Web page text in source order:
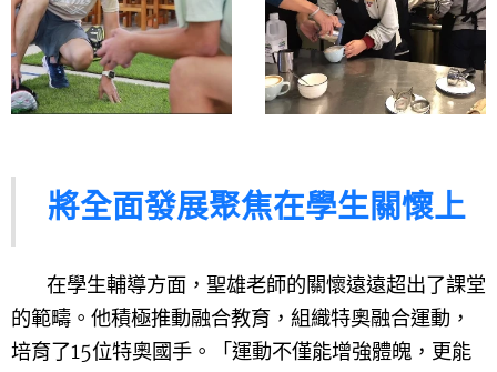
將全面發展聚焦在學生關懷上
在學生輔導方面，聖雄老師的關懷遠遠超出了課堂
的範疇。他積極推動融合教育，組織特奧融合運動，
培育了15位特奧國手。「運動不僅能增強體魄，更能